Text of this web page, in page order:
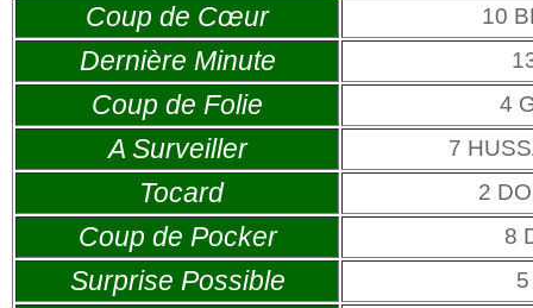
Coup de Cœur 10
Dernière Minute
Coup de Folie 4
A Surveiller 7
Tocard 2
Coup de Pocker 8
Surprise Possible